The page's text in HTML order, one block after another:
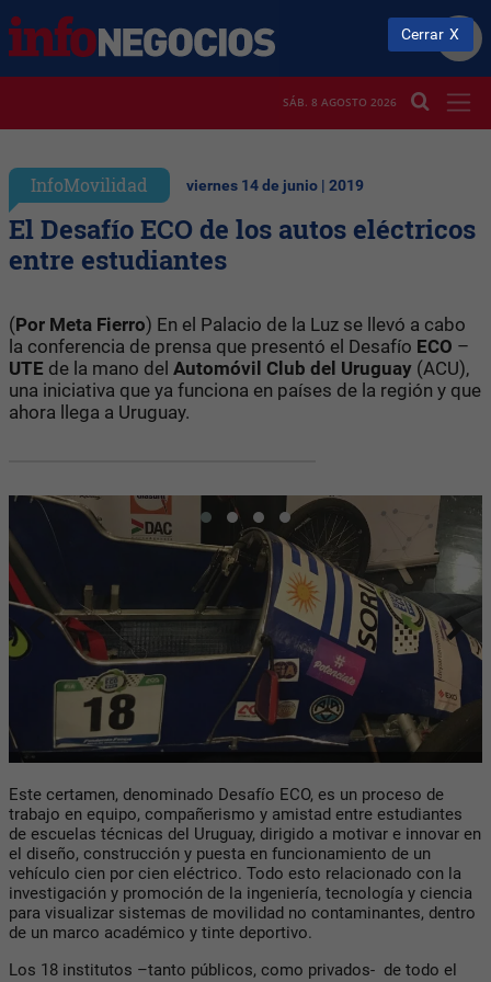
SÁB. 8 AGOSTO 2026
InfoMovilidad viernes 14 de junio | 2019
El Desafío ECO de los autos eléctricos
entre estudiantes
(Por Meta Fierro) En el Palacio de la Luz se llevó a cabo
la conferencia de prensa que presentó el Desafío ECO –
UTE de la mano del Automóvil Club del Uruguay (ACU),
una iniciativa que ya funciona en países de la región y que
ahora llega a Uruguay.
Este certamen, denominado Desafío ECO, es un proceso de
trabajo en equipo, compañerismo y amistad entre estudiantes
de escuelas técnicas del Uruguay, dirigido a motivar e innovar en
el diseño, construcción y puesta en funcionamiento de un
vehículo cien por cien eléctrico. Todo esto relacionado con la
investigación y promoción de la ingeniería, tecnología y ciencia
para visualizar sistemas de movilidad no contaminantes, dentro
de un marco académico y tinte deportivo.
Los 18 institutos –tanto públicos, como privados- de todo el
Cerrar